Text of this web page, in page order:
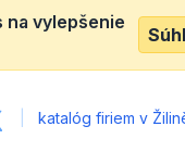
na vylepšenie
katalóg firiem v